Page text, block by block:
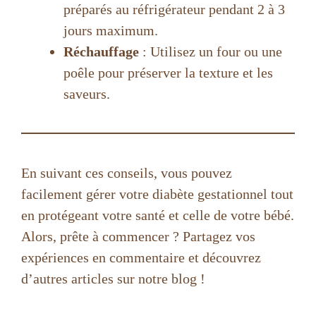
préparés au réfrigérateur pendant 2 à 3
jours maximum.
Réchauffage : Utilisez un four ou une
poêle pour préserver la texture et les
saveurs.
En suivant ces conseils, vous pouvez
facilement gérer votre diabète gestationnel tout
en protégeant votre santé et celle de votre bébé.
Alors, prête à commencer ? Partagez vos
expériences en commentaire et découvrez
d’autres articles sur notre blog !